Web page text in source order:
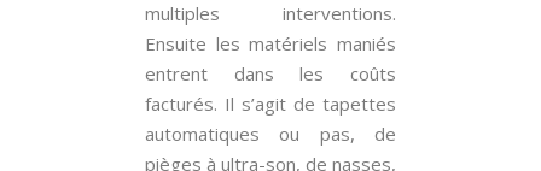
multiples interventions.
Ensuite les matériels maniés
entrent dans les coûts
facturés. Il s’agit de tapettes
automatiques ou pas, de
pièges à ultra-son, de nasses,